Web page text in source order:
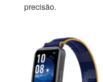
precisão.